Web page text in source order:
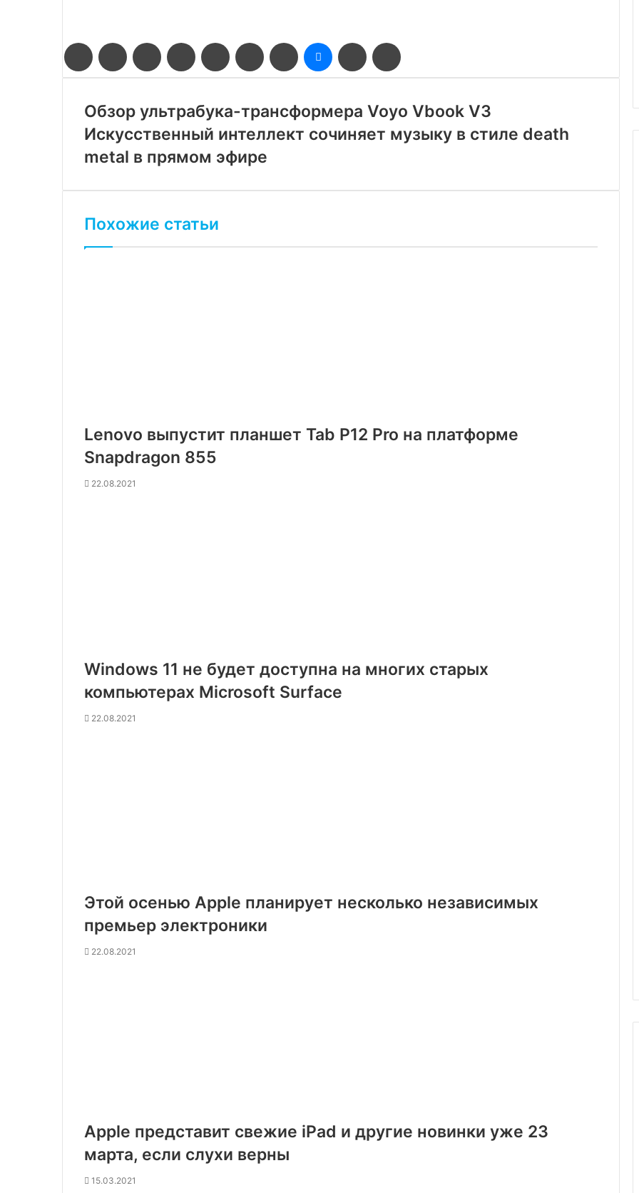
FacebookTwitter LinkedIn Pinterest Reddit ВконтактеОдноклассники
MessengerПоделиться
через
электронную
Обзор ультрабука-трансформера Voyo Vbook V3
Искусственный интеллект сочиняет музыку в стиле death
metal в прямом эфире
Похожие статьи
Lenovo выпустит планшет Tab P12 Pro на платформе
Snapdragon 855
22.08.2021
Windows 11 не будет доступна на многих старых
компьютерах Microsoft Surface
22.08.2021
Этой осенью Apple планирует несколько независимых
премьер электроники
22.08.2021
Apple представит свежие iPad и другие новинки уже 23
марта, если слухи верны
15.03.2021